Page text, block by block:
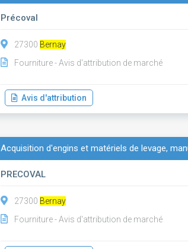
Précoval
27300 Bernay
Fourniture - Avis d'attribution de marché
Avis d'attribution
Acquisition d'engins et matériels de levage,
PRECOVAL
27300 Bernay
Fourniture - Avis d'attribution de marché